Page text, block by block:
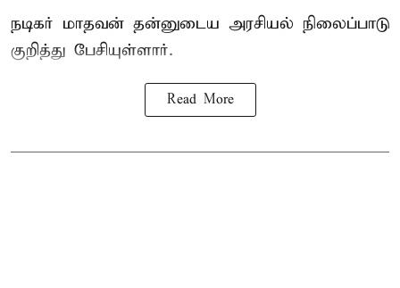
நடிகர் மாதவன் தன்னுடைய அரசியல் நிலைப்பாடு
குறித்து பேசியுள்ளார்.
Read More